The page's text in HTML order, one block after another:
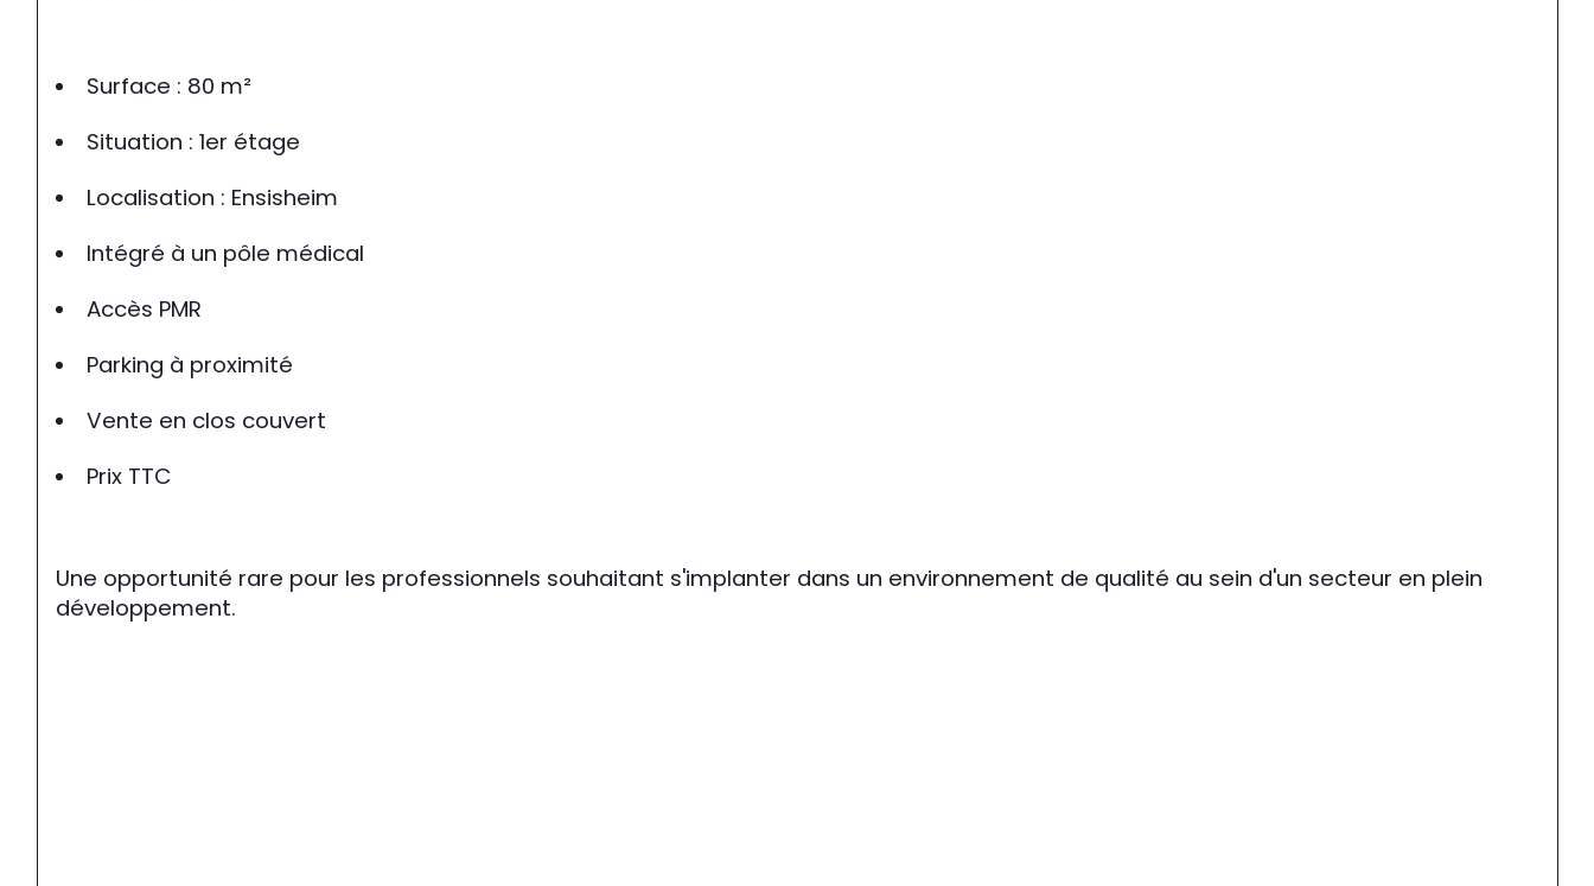
Surface : 80 m²
Situation : 1er étage
Localisation : Ensisheim
Intégré à un pôle médical
Accès PMR
Parking à proximité
Vente en clos couvert
Prix TTC
Une opportunité rare pour les professionnels souhaitant s'implanter dans un environnement de qualité au sein d'un secteur en plein
développement.